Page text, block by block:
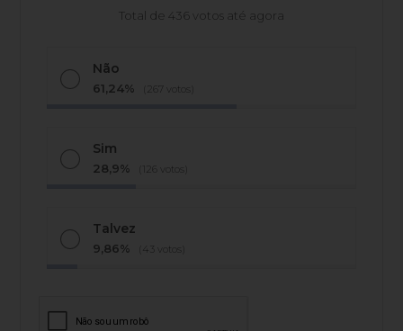
Total de 436 votos até agora
Não
61,24% (267 votos)
Sim
28,9% (126 votos)
Talvez
9,86% (43 votos)